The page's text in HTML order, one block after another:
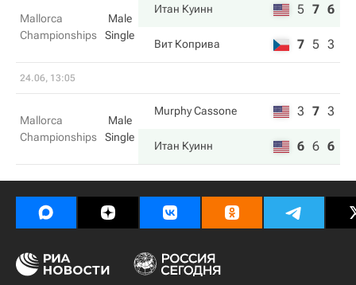
Mallorca
Championships
Male
Single
Итан Куинн 5 7 6
Вит Коприва 7 5 3
24.06, 13:05
Mallorca
Championships
Male
Single
Murphy Cassone 3 7 3
Итан Куинн 6 6 6